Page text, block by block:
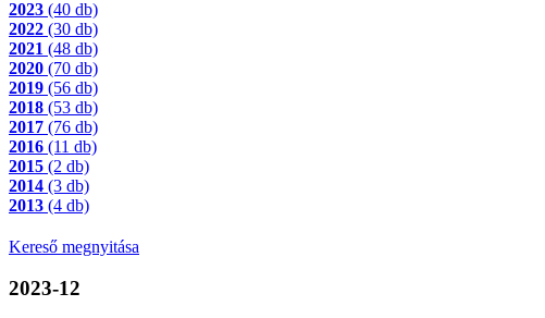
2023 (40 db)
2022 (30 db)
2021 (48 db)
2020 (70 db)
2019 (56 db)
2018 (53 db)
2017 (76 db)
2016 (11 db)
2015 (2 db)
2014 (3 db)
2013 (4 db)
Kereső megnyitása
2023-12